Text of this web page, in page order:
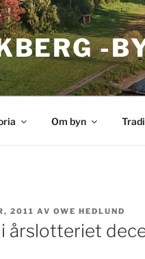
-
Om byn
2011 AV OWE HEDLUND
årslotteriet